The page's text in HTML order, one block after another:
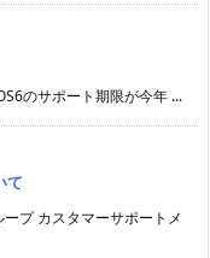
のサポート期限が今年 ...
て
プ カスタマーサポートメ